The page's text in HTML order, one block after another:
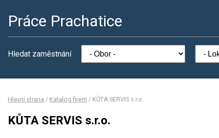
Práce Prachatice
Hledat zaměstnání
Hlavní strana / Katalog firem / KŮTA SERVIS s.r.o.
KŮTA SERVIS s.r.o.